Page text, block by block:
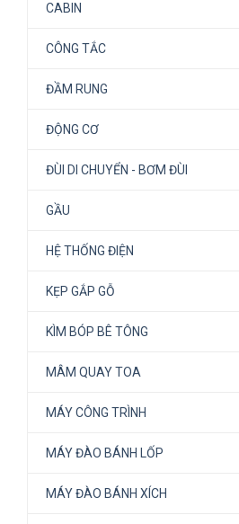
CABIN
CÔNG TẮC
ĐẦM RUNG
ĐỘNG CƠ
ĐÙI DI CHUYỂN - BƠM ĐÙI
GẦU
HỆ THỐNG ĐIỆN
KẸP GẮP GỖ
KÌM BÓP BÊ TÔNG
MÂM QUAY TOA
MÁY CÔNG TRÌNH
MÁY ĐÀO BÁNH LỐP
MÁY ĐÀO BÁNH XÍCH